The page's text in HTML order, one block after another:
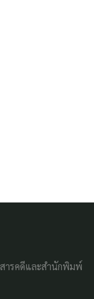
ารคดีและสำนักพิมพ์